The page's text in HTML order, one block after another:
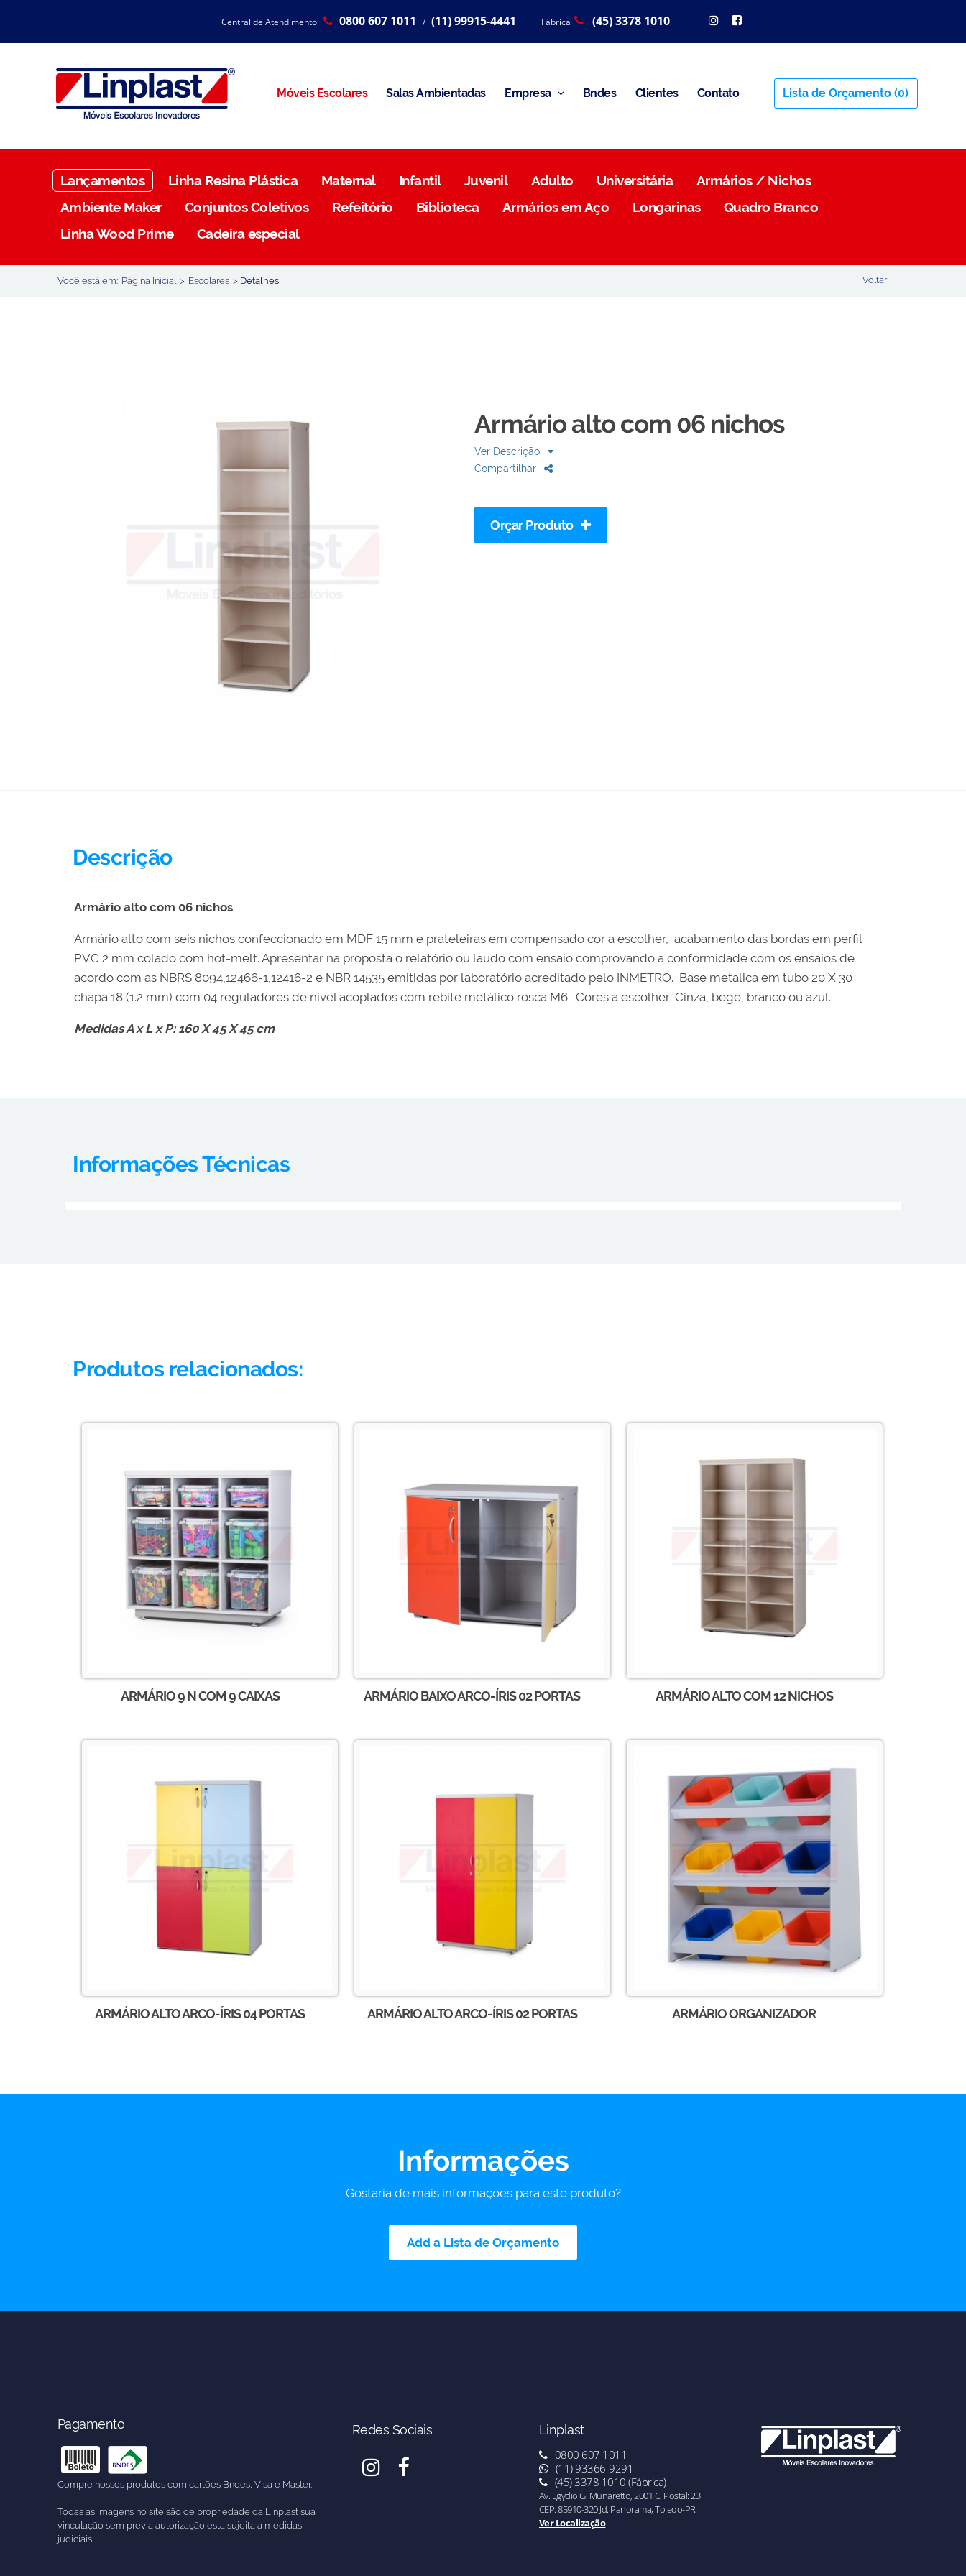
Central de Atendimento 0800 607 1011 / (11) 99915-4441 Fábrica (45) 3378 1010
Móveis Escolares Salas Ambientadas Empresa Bndes Clientes Contato Lista de Orçamento (0)
Lançamentos Linha Resina Plástica Maternal Infantil Juvenil Adulto Universitária
Armários / Nichos
Ambiente Maker
Conjuntos Coletivos Refeitório Biblioteca Armários em Aço Longarinas
Quadro Branco
Linha Wood Prime
Cadeira especial
Você está em: Página Inicial > Escolares > Detalhes Voltar
Armário alto com 06 nichos
Ver Descrição
Compartilhar
Orçar Produto
Descrição
Armário alto com 06 nichos
Armário alto com seis nichos confeccionado em MDF 15 mm e prateleiras em compensado cor a escolher, acabamento das bordas em perfil
PVC 2 mm colado com hot-melt. Apresentar na proposta o relatório ou laudo com ensaio comprovando a conformidade com os ensaios de
acordo com as NBRS 8094,12466-1,12416-2 e NBR 14535 emitidas por laboratório acreditado pelo INMETRO. Base metalica em tubo 20 X 30
chapa 18 (1.2 mm) com 04 reguladores de nivel acoplados com rebite metálico rosca M6. Cores a escolher: Cinza, bege, branco ou azul.
Medidas A x L x P: 160 X 45 X 45 cm
Informações Técnicas
Produtos relacionados:
ARMÁRIO 9 N COM 9 CAIXAS ARMÁRIO BAIXO ARCO-ÍRIS 02 PORTAS ARMÁRIO ALTO COM 12 NICHOS
ARMÁRIO ALTO ARCO-ÍRIS 04 PORTAS ARMÁRIO ALTO ARCO-ÍRIS 02 PORTAS ARMÁRIO ORGANIZADOR
Informações
Gostaria de mais informações para este produto?
Add a Lista de Orçamento
Pagamento
Compre nossos produtos com cartões Bndes, Visa e Master.
Todas as imagens no site são de propriedade da Linplast sua
vinculação sem previa autorização esta sujeita a medidas
judiciais.
Redes Sociais Linplast
0800 607 1011
(11) 93366-9291
(45) 3378 1010 (Fábrica)
Av. Egydio G. Munaretto, 2001 C. Postal: 23
CEP: 85910-320 Jd. Panorama, Toledo-PR
Ver Localização
Linha Resina Plástica
Universitária
Armários / Nichos
Conjuntos Coletivos
SOBRE A EMPRESA